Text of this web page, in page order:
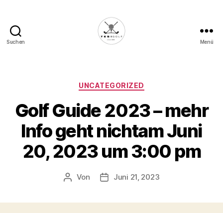
Suchen
Deine
Plattform
für
Golfbegeisterte!
Menü
Kategorien
UNCATEGORIZED
Golf Guide 2023 – mehr
Info geht nichtam Juni
20, 2023 um 3:00 pm
Beitragsautor
Von Veröffentlichungsdatum
Juni 21, 2023